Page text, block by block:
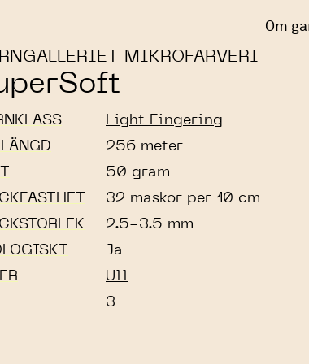
Om
MIKROFARVERI
Light Fingering
256 meter
50 gram
32 maskor per 10 cm
2.5-3.5 mm
Ja
Ull
3